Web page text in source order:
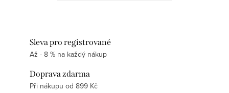
Sleva pro registrované
Až - 8 % na každý nákup
Doprava zdarma
Při nákupu od 899 Kč